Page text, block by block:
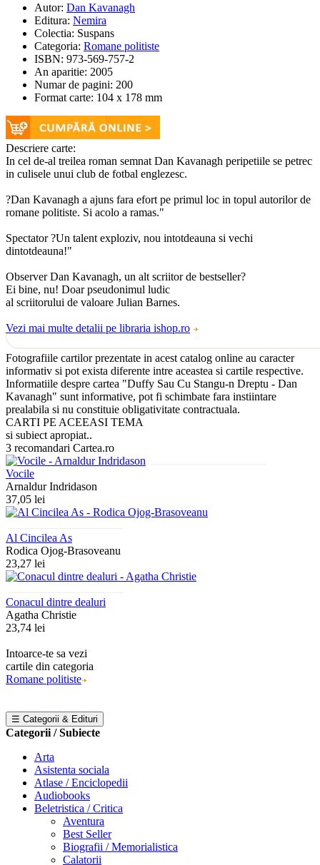
Autor: Dan Kavanagh
Editura: Nemira
Colectia: Suspans
Categoria: Romane politiste
ISBN: 973-569-757-2
An aparitie: 2005
Numar de pagini: 200
Format carte: 104 x 178 mm
Descriere carte:
In cel de-al treilea roman semnat Dan Kavanagh peripetiile se petrec
in culisele unui club de fotbal englezesc.
?Dan Kavanagh a ajuns fara efort pe primul loc in topul autorilor de
romane politiste. Si acolo a ramas."
Spectator ?Un talent exploziv, nou intotdeauna si vechi
dintotdeauna!"
Observer Dan Kavanagh, un alt scriitor de bestseller?
Ei bine, nu! Doar pseudonimul ludic
al scriitorului de valoare Julian Barnes.
Vezi mai multe detalii pe libraria ishop.ro
Fotografiile cartilor prezentate in acest catalog online au caracter
informativ si pot exista diferente intre aceastea si cartile respective.
Informatiile despre cartea "Duffy Sau Cu Stangu-n Dreptu - Dan
Kavanagh" sunt informative, pot fi schimbate fara instiintare
prealabila si nu constituie obligativitate contractuala.
CARTI PE ACEEASI TEMA
si subiect apropiat..
3 recomandari Cartea.ro
Vocile
Arnaldur Indridason
37,05 lei
Al Cincilea As
Rodica Ojog-Brasoveanu
23,27 lei
Conacul dintre dealuri
Agatha Christie
23,74 lei
Intoarce-te sa vezi
cartile din categoria
Romane politiste
☰ Categorii & Edituri
Categorii / Subiecte
Arta
Asistenta sociala
Atlase / Enciclopedii
Audiobooks
Beletristica / Critica
Aventura
Best Seller
Biografii / Memorialistica
Calatorii